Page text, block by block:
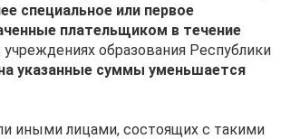
специальное или первое
плательщиком в течение
учреждениях образования Республики
указанные суммы уменьшается
иными лицами, состоящих с такими